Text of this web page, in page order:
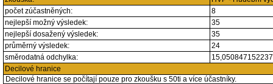
počet zúčastněných:
8
nejlepší možný výsledek:
35
nejlepší dosažený výsledek:
35
průměrný výsledek:
24
směrodatná odchylka:
Decilové hranice
Decilové hranice se počítají pouze pro zkoušku s 50ti a více účastníky.